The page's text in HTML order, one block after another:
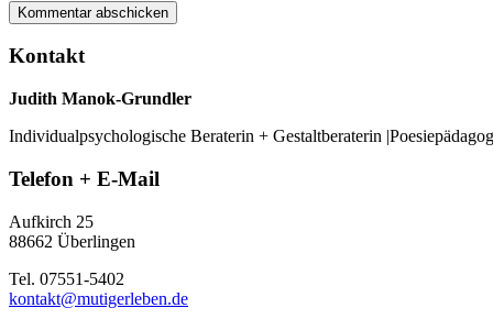
Kontakt
Judith Manok-Grundler
Individualpsychologische Beraterin + Gestaltberaterin
Telefon + E-Mail
Aufkirch 25
88662 Überlingen
Tel. 07551-5402
kontakt@mutigerleben.de